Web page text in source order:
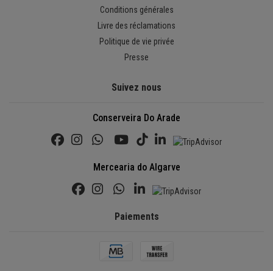
Conditions générales
Livre des réclamations
Politique de vie privée
Presse
Suivez nous
Conserveira Do Arade
Mercearia do Algarve
Paiements